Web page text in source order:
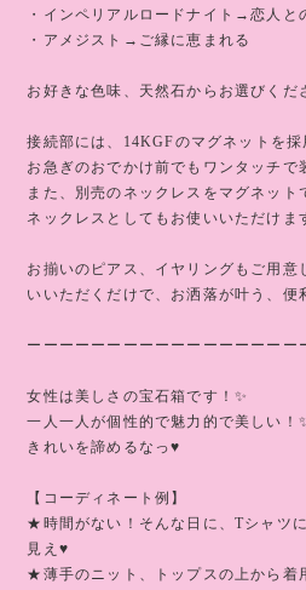
・インペリアルロードナイト→恋人と
・アメジスト→ご縁に恵まれる
お好きな色味、天然石からお選びくだ
接続部には、14KGFのマグネットを採
お急ぎのおでかけ前でもワンタッチで
また、別売のネックレスをマグネット
ネックレスとしてもお使いいただけま
お揃いのピアス、イヤリングもご用意
いいただくだけで、お洒落が叶う、便
ーーーーーーーーーーーーーーーーー
女性は美しさの宝石箱です！✨
一人一人が個性的で魅力的で美しい！
きれいを諦めるなっ♥️
【コーディネート例】
★時間がない！そんな日に、Tシャツ
見え♥️
★薄手のニット、トップスの上から着